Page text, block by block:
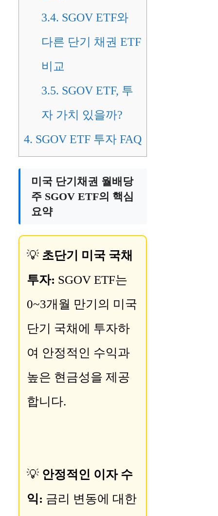
3.4. SGOV ETF와
다른 단기 채권 ETF
비교
3.5. SGOV ETF, 투
자 가치 있을까?
4. SGOV ETF 투자 FAQ
미국 단기채권 월배당
주 SGOV ETF의 핵심
요약
💡 초단기 미국 국채
투자: SGOV ETF는
0~3개월 만기의 미국
단기 국채에 투자하
여 안정적인 수익과
높은 현금성을 제공
합니다.
💡 안정적인 이자 수
익: 금리 변동에 대한